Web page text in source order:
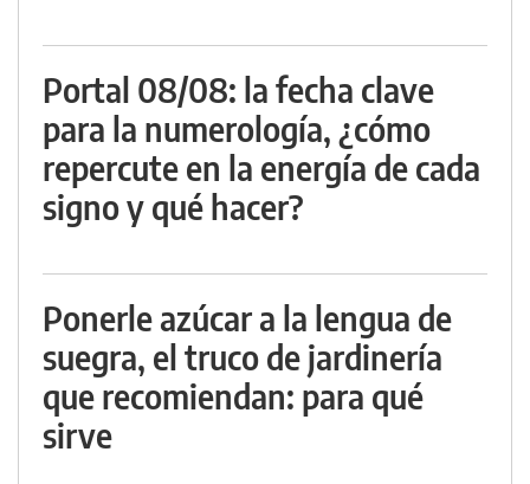
Portal 08/08: la fecha clave
para la numerología, ¿cómo
repercute en la energía de cada
signo y qué hacer?
Ponerle azúcar a la lengua de
suegra, el truco de jardinería
que recomiendan: para qué
sirve